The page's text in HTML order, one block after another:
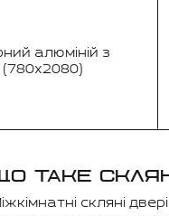
ТАКЕ
скляні
алюміній з